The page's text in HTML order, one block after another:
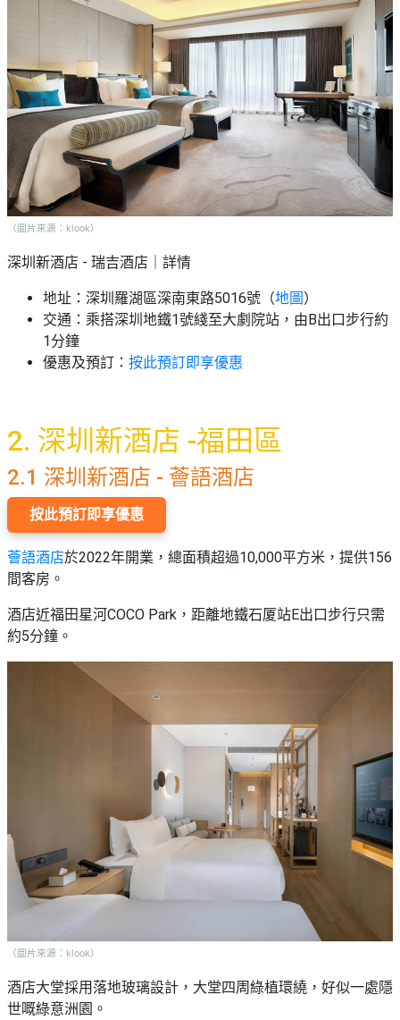
（圖片來源：klook）
深圳新酒店 - 瑞吉酒店｜詳情
地址：深圳羅湖區深南東路5016號（地圖 ）
交通：乘搭深圳地鐵1號綫至大劇院站，由B出口步行約
1分鐘
優惠及預訂： 按此預訂即享優惠
2. 深圳新酒店 -福田區
2.1 深圳新酒店 - 薈語酒店
按此預訂即享優惠
薈語酒店於2022年開業，總面積超過10,000平方米，提供156
間客房。
酒店近福田星河COCO Park，距離地鐵石厦站E出口步行只需
約5分鐘。
（圖片來源：klook）
酒店大堂採用落地玻璃設計，大堂四周綠植環繞，好似一處隱
世嘅綠意洲園。